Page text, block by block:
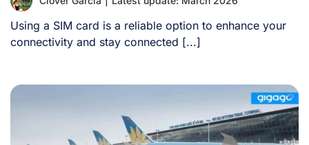
Using a SIM card is a reliable option to enhance your
connectivity and stay connected [...]